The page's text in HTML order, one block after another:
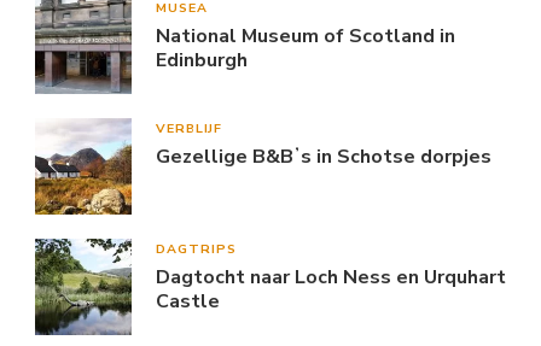
MUSEA
National Museum of Scotland in
Edinburgh
VERBLIJF
Gezellige B&Bʼs in Schotse dorpjes
DAGTRIPS
Dagtocht naar Loch Ness en Urquhart
Castle